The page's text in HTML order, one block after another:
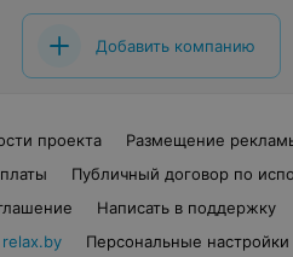
Добавить компанию
проекта Размещение
Публичный договор по
Написать в поддержку
Персональные